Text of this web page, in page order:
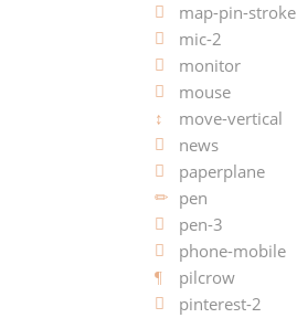
map-pin-stroke
mic-2
monitor
mouse
move-vertical
news
paperplane
pen
pen-3
phone-mobile
pilcrow
pinterest-2